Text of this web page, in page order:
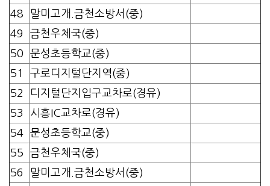
48
말미고개.금천소방서(중)
49
금천우체국(중)
50
문성초등학교(중)
51
구로디지털단지역(중)
52
디지털단지입구교차로(경유)
53
시흥IC교차로(경유)
54
문성초등학교(중)
55
금천우체국(중)
56
말미고개.금천소방서(중)